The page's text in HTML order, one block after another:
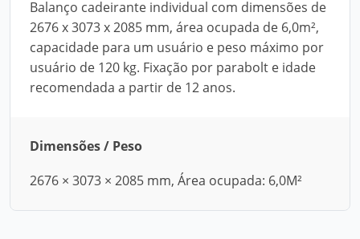
Balanço cadeirante individual com dimensões de
2676 x 3073 x 2085 mm, área ocupada de 6,0m²,
capacidade para um usuário e peso máximo por
usuário de 120 kg. Fixação por parabolt e idade
recomendada a partir de 12 anos.
Dimensões / Peso
2676 × 3073 × 2085 mm, Área ocupada: 6,0M²